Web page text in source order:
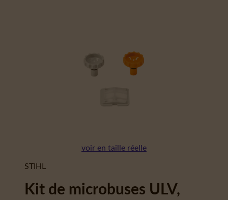
voir en taille réelle
STIHL
Kit de microbuses ULV,